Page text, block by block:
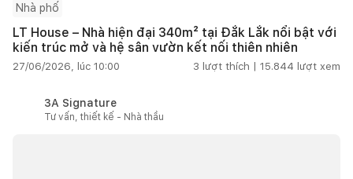
Nhà phố
LT House – Nhà hiện đại 340m² tại Đắk Lắk nổi bật với
kiến trúc mở và hệ sân vườn kết nối thiên nhiên
27/06/2026, lúc 10:00 3 lượt thích | 15.844 lượt xem
3A Signature
Tư vấn, thiết kế - Nhà thầu